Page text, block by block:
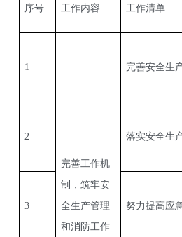
序号 工作内容 工作清单
1
完善工作机
制，筑牢安
全生产管理
和消防工作
完善安全生
2 落实安全生
3 努力提高应